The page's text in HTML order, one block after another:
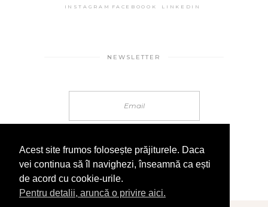
INSTAGRAM FACEBOOOK LINKEDIN
NEWSLETTER
Acest site frumos folosește prăjiturele. Daca
vei continua să îl navighezi, înseamnă ca ești
de acord cu cookie-urile.
Pentru detalii, aruncă o privire aici.